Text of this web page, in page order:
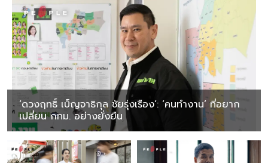
‘ดวงฤทธิ์ เบ็ญจาธิกุล ชัยรุ่งเรือง’: ‘คนทำงาน’ ที่อยาก
เปลี่ยน กทม. อย่างยั่งยืน